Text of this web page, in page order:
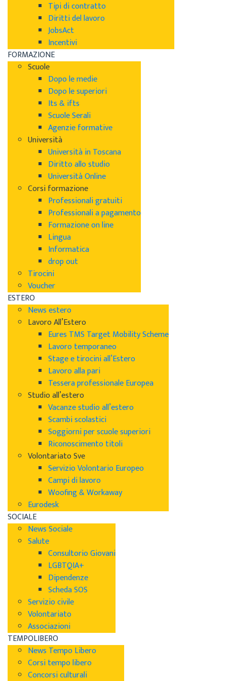
Tipi di contratto
Diritti del lavoro
JobsAct
Incentivi
FORMAZIONE
Scuole
Dopo le medie
Dopo le superiori
Its & ifts
Scuole Serali
Agenzie formative
Università
Università in Toscana
Diritto allo studio
Università Online
Corsi formazione
Professionali gratuiti
Professionali a pagamento
Formazione on line
Lingua
Informatica
drop out
Tirocini
Voucher
ESTERO
News estero
Lavoro All’Estero
Eures TMS Target Mobility Scheme
Lavoro temporaneo
Stage e tirocini all’Estero
Lavoro alla pari
Tessera professionale Europea
Studio all’estero
Vacanze studio all’estero
Scambi scolastici
Soggiorni per scuole superiori
Riconoscimento titoli
Volontariato Sve
Servizio Volontario Europeo
Campi di lavoro
Woofing & Workaway
Eurodesk
SOCIALE
News Sociale
Salute
Consultorio Giovani
LGBTQIA+
Dipendenze
Scheda SOS
Servizio civile
Volontariato
Associazioni
TEMPOLIBERO
News Tempo Libero
Corsi tempo libero
Concorsi culturali